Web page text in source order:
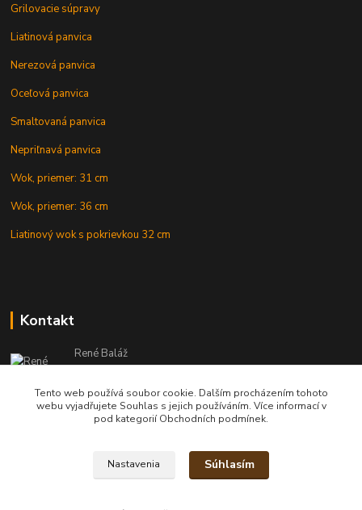
Grilovacie súpravy
Liatinová panvica
Nerezová panvica
Oceľová panvica
Smaltovaná panvica
Nepriľnavá panvica
Wok, priemer: 31 cm
Wok, priemer: 36 cm
Liatinový wok s pokrievkou 32 cm
Kontakt
René Baláž
Eshop: +421 902 212 007
od 8:00 - do 16:00 hod
info@kotlikyshop.sk
Tento web používá soubor cookie. Dalším procházením tohoto
webu vyjadřujete Souhlas s jejich používáním. Více informací v
pod kategorií Obchodních podmínek.
Nastavenia Súhlasím